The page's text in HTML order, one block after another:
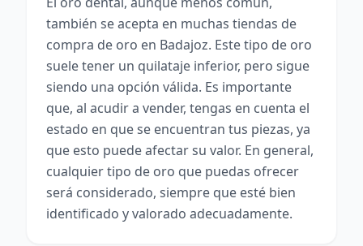
también se acepta en muchas tiendas de
compra de oro en Badajoz. Este tipo de oro
suele tener un quilataje inferior, pero sigue
siendo una opción válida. Es importante
que, al acudir a vender, tengas en cuenta el
estado en que se encuentran tus piezas, ya
que esto puede afectar su valor. En general,
cualquier tipo de oro que puedas ofrecer
será considerado, siempre que esté bien
identificado y valorado adecuadamente.